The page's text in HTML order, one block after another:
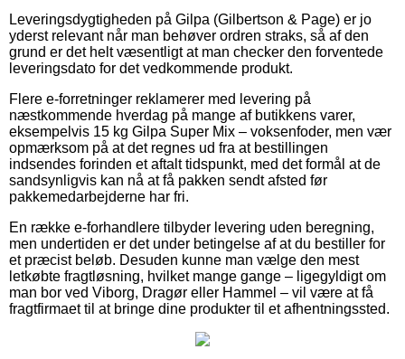
Leveringsdygtigheden på Gilpa (Gilbertson & Page) er jo
yderst relevant når man behøver ordren straks, så af den
grund er det helt væsentligt at man checker den forventede
leveringsdato for det vedkommende produkt.
Flere e-forretninger reklamerer med levering på
næstkommende hverdag på mange af butikkens varer,
eksempelvis 15 kg Gilpa Super Mix – voksenfoder, men vær
opmærksom på at det regnes ud fra at bestillingen
indsendes forinden et aftalt tidspunkt, med det formål at de
sandsynligvis kan nå at få pakken sendt afsted før
pakkemedarbejderne har fri.
En række e-forhandlere tilbyder levering uden beregning,
men undertiden er det under betingelse af at du bestiller for
et præcist beløb. Desuden kunne man vælge den mest
letkøbte fragtløsning, hvilket mange gange – ligegyldigt om
man bor ved Viborg, Dragør eller Hammel – vil være at få
fragtfirmaet til at bringe dine produkter til et afhentningssted.